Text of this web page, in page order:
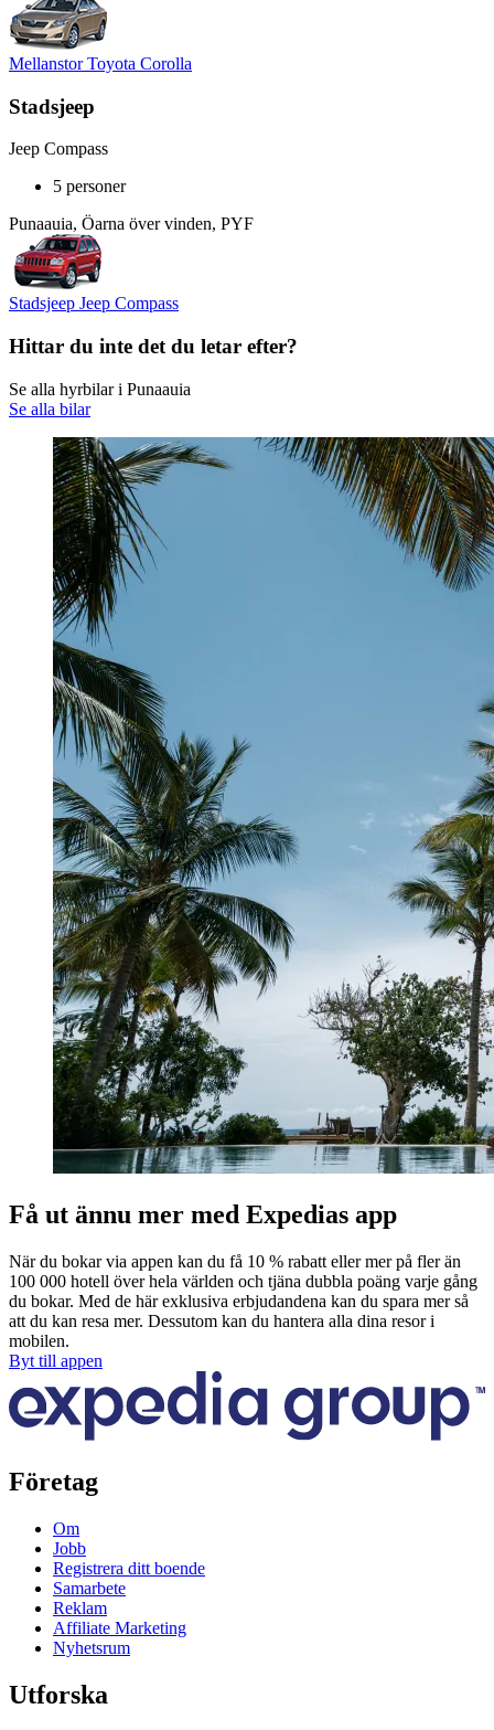
Mellanstor Toyota Corolla
Stadsjeep
Jeep Compass
5 personer
Punaauia, Öarna över vinden, PYF
Stadsjeep Jeep Compass
Hittar du inte det du letar efter?
Se alla hyrbilar i Punaauia
Se alla bilar
Få ut ännu mer med Expedias app
När du bokar via appen kan du få 10 % rabatt eller mer på fler än
100 000 hotell över hela världen och tjäna dubbla poäng varje gång
du bokar. Med de här exklusiva erbjudandena kan du spara mer så
att du kan resa mer. Dessutom kan du hantera alla dina resor i
mobilen.
Byt till appen
Företag
Om
Jobb
Registrera ditt boende
Samarbete
Reklam
Affiliate Marketing
Nyhetsrum
Utforska